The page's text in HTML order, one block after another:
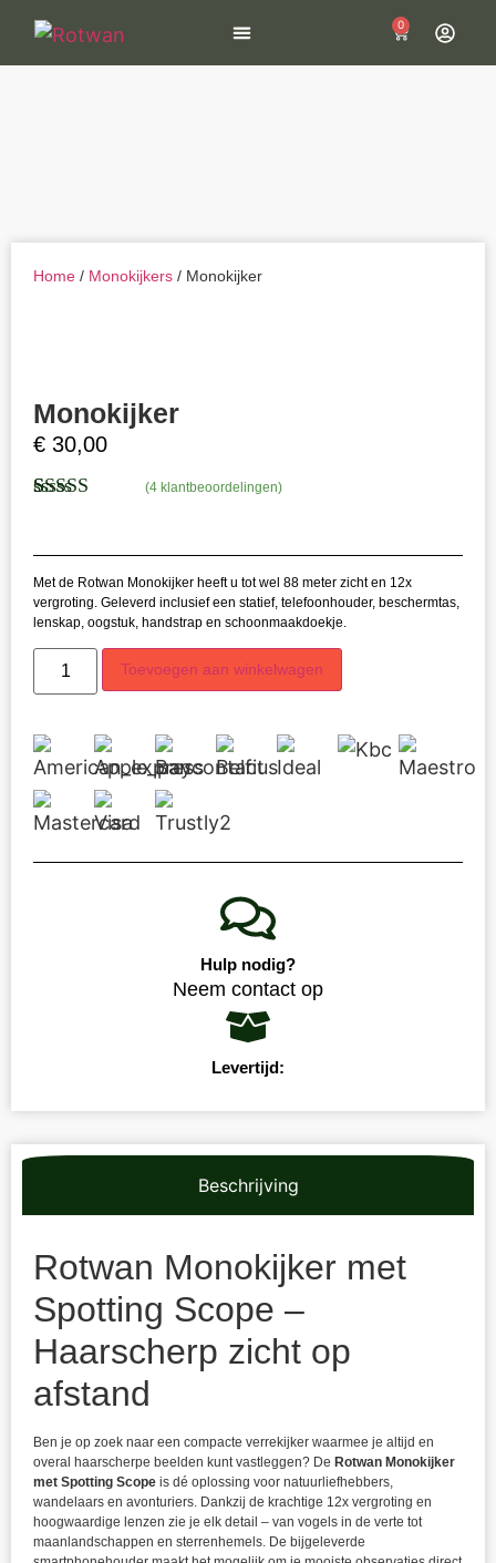
0
Home / Monokijkers / Monokijker
Monokijker
€ 30,00
gebaseerd op
klant
waarderingen
(4 klantbeoordelingen)
Met de Rotwan Monokijker heeft u tot wel 88 meter zicht en 12x
vergroting. Geleverd inclusief een statief, telefoonhouder, beschermtas,
lenskap, oogstuk, handstrap en schoonmaakdoekje.
Toevoegen aan winkelwagen
Hulp nodig?
Neem contact op
Levertijd:
Beschrijving
Rotwan Monokijker met
Spotting Scope –
Haarscherp zicht op
afstand
Ben je op zoek naar een compacte verrekijker waarmee je altijd en
overal haarscherpe beelden kunt vastleggen? De Rotwan Monokijker
met Spotting Scope is dé oplossing voor natuurliefhebbers,
wandelaars en avonturiers. Dankzij de krachtige 12x vergroting en
hoogwaardige lenzen zie je elk detail – van vogels in de verte tot
maanlandschappen en sterrenhemels. De bijgeleverde